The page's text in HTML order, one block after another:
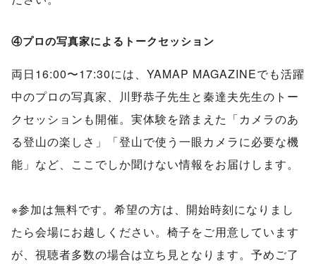
④プロの写真家によるトークセッション
両日16:00〜17:30には、YAMAP MAGAZINEでも活躍
中のプロの写真家、川野恭子先生と秦達夫先生のトー
クセッションも開催。実体験を踏まえた「カメラのあ
る登山の楽しさ」「登山で使う一眼カメラに必要な機
能」など、ここでしか聞けない情報をお届けします。
※参加は無料です。希望の方は、開始時刻になりまし
たら会場にお越しください。椅子をご用意しています
が、視聴者多数の場合は立ち見となります。予めご了